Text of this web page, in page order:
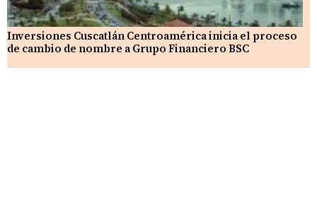
Inversiones Cuscatlán Centroamérica inicia el proceso
de cambio de nombre a Grupo Financiero BSC